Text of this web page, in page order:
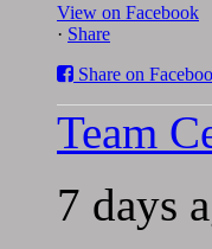
View on Facebook
· Share
Share on
Team
7 days